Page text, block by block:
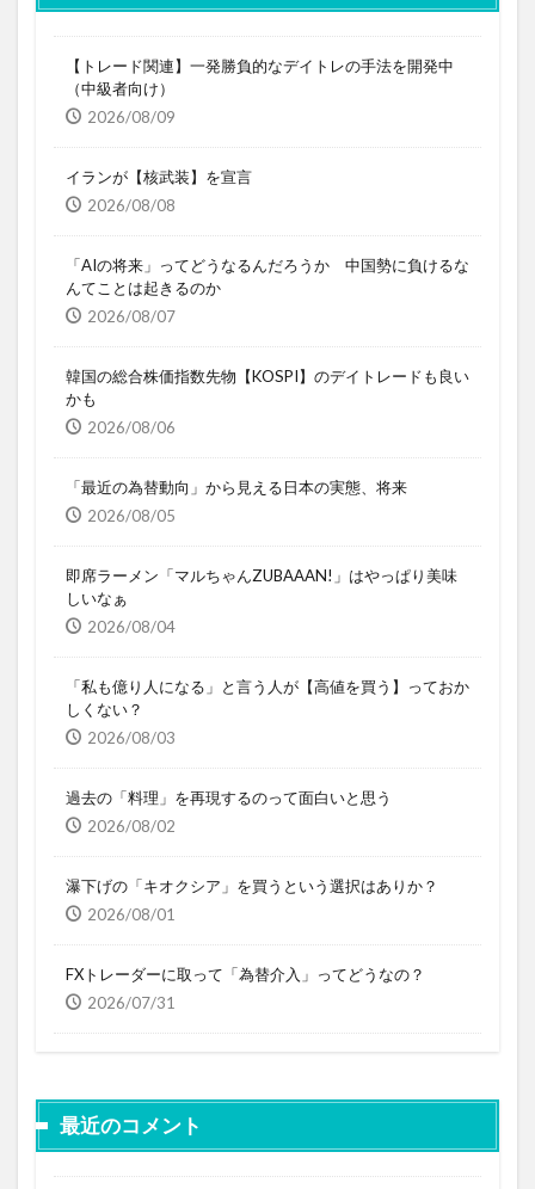
【トレード関連】一発勝負的なデイトレの手法を開発中
（中級者向け）
2026/08/09
イランが【核武装】を宣言
2026/08/08
「AIの将来」ってどうなるんだろうか 中国勢に負けるな
んてことは起きるのか
2026/08/07
韓国の総合株価指数先物【KOSPI】のデイトレードも良い
かも
2026/08/06
「最近の為替動向」から見える日本の実態、将来
2026/08/05
即席ラーメン「マルちゃんZUBAAAN!」はやっぱり美味
しいなぁ
2026/08/04
「私も億り人になる」と言う人が【高値を買う】っておか
しくない？
2026/08/03
過去の「料理」を再現するのって面白いと思う
2026/08/02
瀑下げの「キオクシア」を買うという選択はありか？
2026/08/01
FXトレーダーに取って「為替介入」ってどうなの？
2026/07/31
最近のコメント